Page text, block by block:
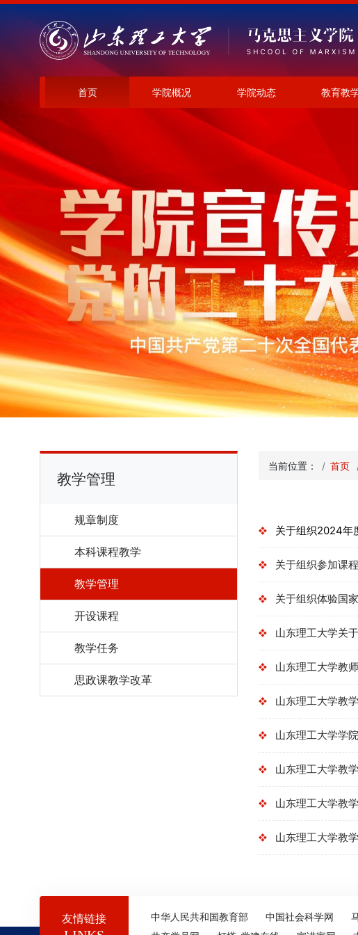
首页 学院概况 学院动态 教育教
教学管理
规章制度
本科课程教学
教学管理
开设课程
教学任务
思政课教学改革
当前位置： 首页
关于组织2024年
关于组织参加课
关于组织体验国
山东理工大学关
山东理工大学教
山东理工大学教
山东理工大学学
山东理工大学教
山东理工大学教
山东理工大学教
友情链接 中华人民共和国教育部 中国社会科学网